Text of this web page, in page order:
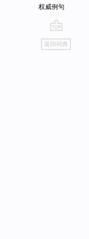
权威例句
go
top
返回词典